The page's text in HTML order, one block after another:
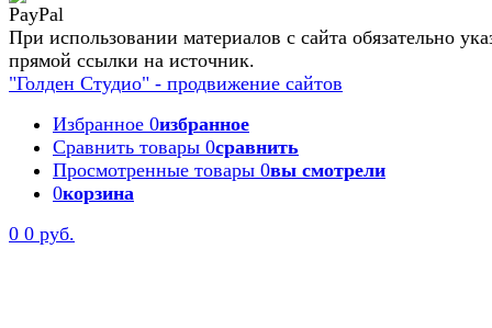
При использовании материалов с сайта обязательно
прямой ссылки на источник.
"Голден Студио" - продвижение сайтов
Избранное 0избранное
Сравнить товары 0сравнить
Просмотренные товары 0вы смотрели
0корзина
0 0 руб.